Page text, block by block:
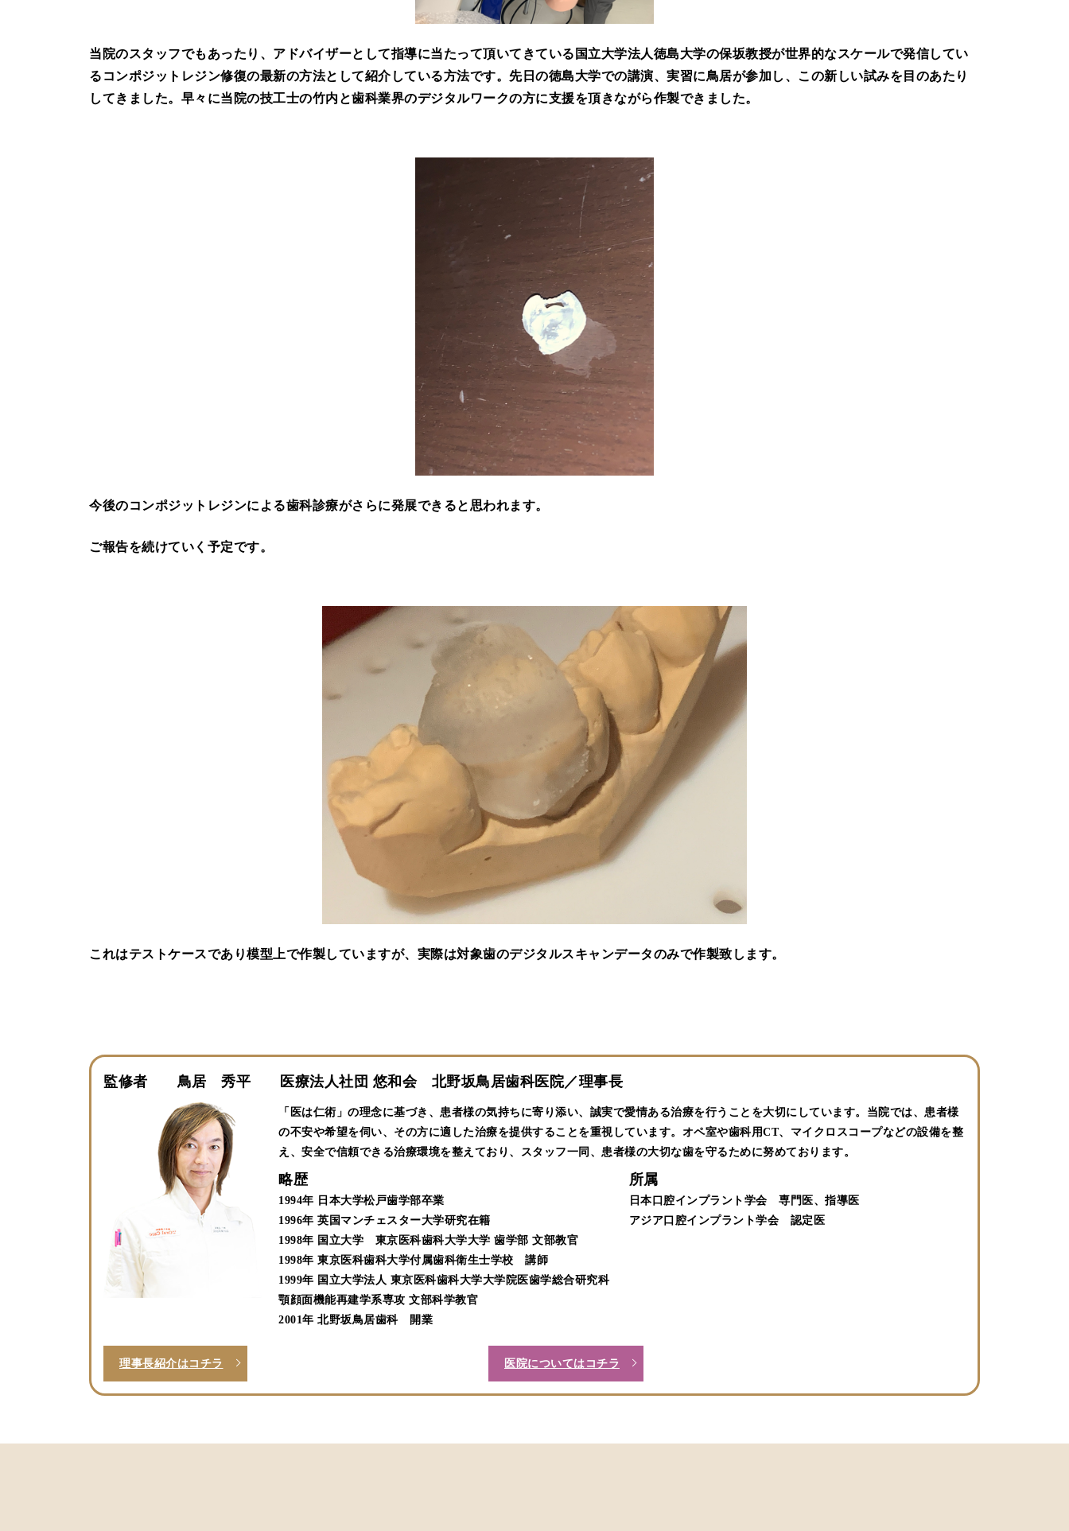
当院のスタッフでもあったり、アドバイザーとして指導に当たって頂いてきている国立大学法人徳島大学の保坂教授が世界的なスケールで発信してい
るコンポジットレジン修復の最新の方法として紹介している方法です。先日の徳島大学での講演、実習に鳥居が参加し、この新しい試みを目のあたり
してきました。早々に当院の技工士の竹内と歯科業界のデジタルワークの方に支援を頂きながら作製できました。
今後のコンポジットレジンによる歯科診療がさらに発展できると思われます。
ご報告を続けていく予定です。
これはテストケースであり模型上で作製していますが、実際は対象歯のデジタルスキャンデータのみで作製致します。
監修者 鳥居 秀平 医療法人社団 悠和会 北野坂鳥居歯科医院／理事長
「医は仁術」の理念に基づき、患者様の気持ちに寄り添い、誠実で愛情ある治療を行うことを大切にしています。当院では、患者様
の不安や希望を伺い、その方に適した治療を提供することを重視しています。オペ室や歯科用CT、マイクロスコープなどの設備を整
え、安全で信頼できる治療環境を整えており、スタッフ一同、患者様の大切な歯を守るために努めております。
略歴
1994年 日本大学松戸歯学部卒業
1996年 英国マンチェスター大学研究在籍
1998年 国立大学 東京医科歯科大学大学 歯学部 文部教官
1998年 東京医科歯科大学付属歯科衛生士学校 講師
1999年 国立大学法人 東京医科歯科大学大学院医歯学総合研究科
顎顔面機能再建学系専攻 文部科学教官
2001年 北野坂鳥居歯科 開業
所属
日本口腔インプラント学会 専門医、指導医
アジア口腔インプラント学会 認定医
理事長紹介はコチラ 医院についてはコチラ